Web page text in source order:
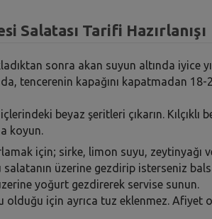
Salatası Tarifi Hazırlanışı
sonra akan suyun altında iyice
tencerenin kapağını kapatmadan
beyaz şeritleri çıkarın. Kılçıklı
koyun.
için; sirke, limon suyu, zeytinyağı
salatanın üzerine gezdirip isterseniz
yoğurt gezdirerek servise sunun.
olduğu için ayrıca tuz eklenmez. Afiyet